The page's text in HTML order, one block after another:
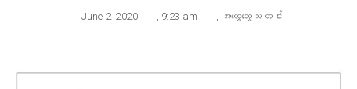
June 2, 2020 9:23 am အထွေထွေသတင်း